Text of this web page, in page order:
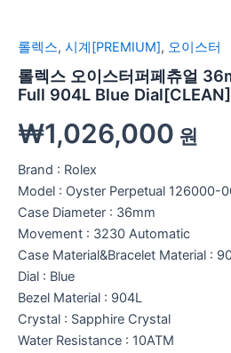
롤렉스, 시계[PREMIUM], 오이스터
롤렉스 오이스터퍼페츄얼
Full 904L Blue Dial[CLEAN]
₩1,026,000 원
Brand : Rolex
Model : Oyster Perpetual 126000-
Case Diameter : 36mm
Movement : 3230 Automatic
Case Material&Bracelet Material :
Dial : Blue
Bezel Material : 904L
Crystal : Sapphire Crystal
Water Resistance : 10ATM